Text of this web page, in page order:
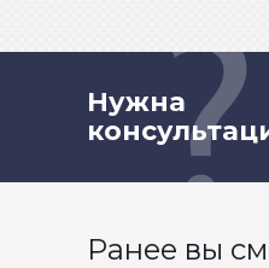
Нужна
Ранее вы